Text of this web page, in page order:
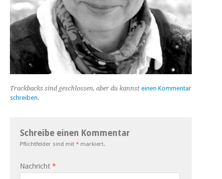
Trackbacks sind geschlossen, aber du kannst einen Kommentar
schreiben.
Schreibe einen Kommentar
Pflichtfelder sind mit * markiert.
Nachricht *